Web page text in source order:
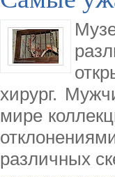
хирург.
мире
различных